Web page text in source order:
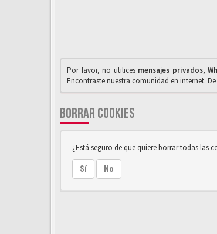
Por favor, no utilices mensajes privados,
Encontraste nuestra comunidad en internet.
BORRAR COOKIES
¿Está seguro de que quiere borrar todas las
Sí No